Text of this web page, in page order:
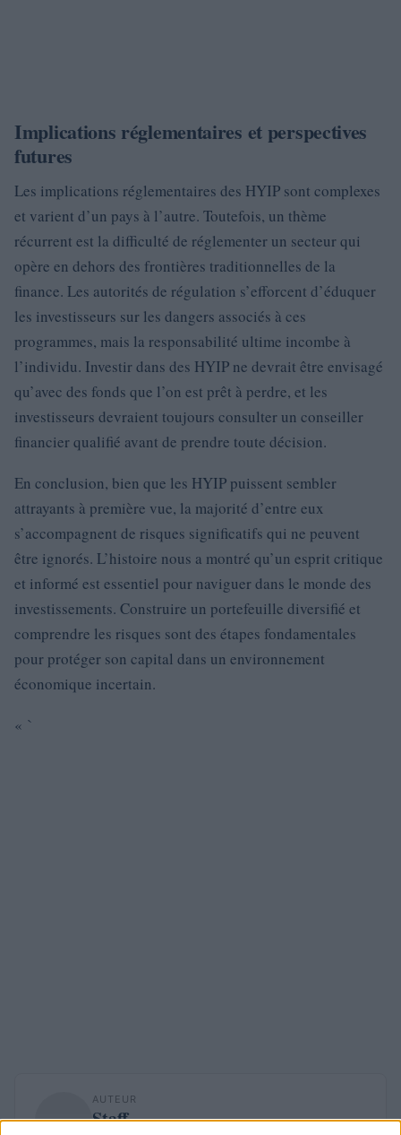
Implications réglementaires et perspectives
futures
Les implications réglementaires des HYIP sont complexes
et varient d’un pays à l’autre. Toutefois, un thème
récurrent est la difficulté de réglementer un secteur qui
opère en dehors des frontières traditionnelles de la
finance. Les autorités de régulation s’efforcent d’éduquer
les investisseurs sur les dangers associés à ces
programmes, mais la responsabilité ultime incombe à
l’individu. Investir dans des HYIP ne devrait être envisagé
qu’avec des fonds que l’on est prêt à perdre, et les
investisseurs devraient toujours consulter un conseiller
financier qualifié avant de prendre toute décision.
En conclusion, bien que les HYIP puissent sembler
attrayants à première vue, la majorité d’entre eux
s’accompagnent de risques significatifs qui ne peuvent
être ignorés. L’histoire nous a montré qu’un esprit critique
et informé est essentiel pour naviguer dans le monde des
investissements. Construire un portefeuille diversifié et
comprendre les risques sont des étapes fondamentales
pour protéger son capital dans un environnement
économique incertain.
« `
AUTEUR
Staff